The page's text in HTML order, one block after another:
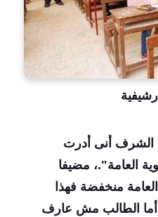
الشرف أنى أدرت
العامة".، مضيفا
العامة منخفضة فهذا
الطالب مش عارف